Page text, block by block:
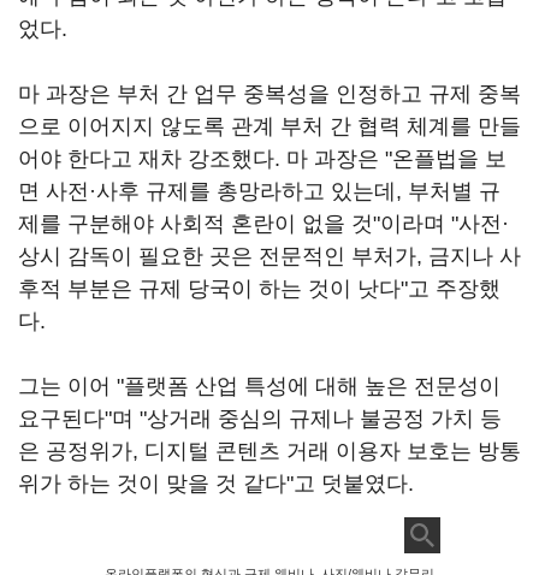
었다.
마 과장은 부처 간 업무 중복성을 인정하고 규제 중복
으로 이어지지 않도록 관계 부처 간 협력 체계를 만들
어야 한다고 재차 강조했다. 마 과장은 "온플법을 보
면 사전·사후 규제를 총망라하고 있는데, 부처별 규
제를 구분해야 사회적 혼란이 없을 것"이라며 "사전·
상시 감독이 필요한 곳은 전문적인 부처가, 금지나 사
후적 부분은 규제 당국이 하는 것이 낫다"고 주장했
다.
그는 이어 "플랫폼 산업 특성에 대해 높은 전문성이
요구된다"며 "상거래 중심의 규제나 불공정 가치 등
은 공정위가, 디지털 콘텐츠 거래 이용자 보호는 방통
위가 하는 것이 맞을 것 같다"고 덧붙였다.